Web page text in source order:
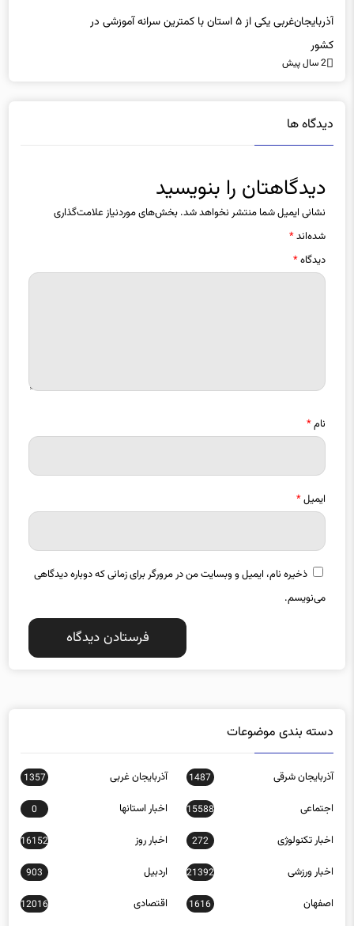
آذربایجان‌غربی یکی از ۵ استان با کمترین سرانه آموزشی در
کشور
2 سال پیش
دیدگاه ها
دیدگاهتان را بنویسید
نشانی ایمیل شما منتشر نخواهد شد. بخش‌های موردنیاز علامت‌گذاری
شده‌اند*
دیدگاه*
نام*
ایمیل*
ذخیره نام، ایمیل و وبسایت من در مرورگر برای زمانی که دوباره دیدگاهی
می‌نویسم.
دسته بندی موضوعات
آذربایجان شرقی 1487 آذربایجان غربی 1357
اجتماعی 15588 اخبار استانها 0
اخبار تکنولوژی 272 اخبار روز 16152
اخبار ورزشی 21392 اردبیل 903
اصفهان 1616 اقتصادی 12016